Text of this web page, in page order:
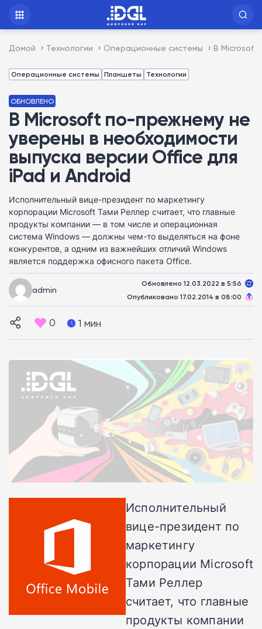
Домой Технологии Операционные системы В Microsoft
Операционные системы Планшеты Технологии
ОБНОВЛЕНО
В Microsoft по-прежнему не
уверены в необходимости
выпуска версии Office для
iPad и Android
Исполнительный вице-президент по маркетингу
корпорации Microsoft Тами Реллер считает, что главные
продукты компании — в том числе и операционная
система Windows — должны чем-то выделяться на фоне
конкурентов, а одним из важнейших отличий Windows
является поддержка офисного пакета Office.
admin
Обновлено 12.03.2022 в 5:56
Опубликовано 17.02.2014 в 08:00
0 1 мин
Исполнительный
вице-президент по
маркетингу
корпорации Microsoft
Тами Реллер
считает, что главные
продукты компании